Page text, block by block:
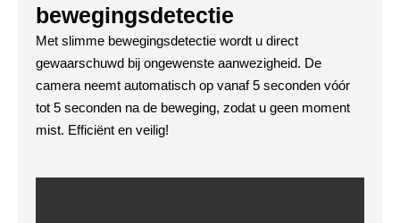
bewegingsdetectie
Met slimme bewegingsdetectie wordt u direct
gewaarschuwd bij ongewenste aanwezigheid. De
camera neemt automatisch op vanaf 5 seconden vóór
tot 5 seconden na de beweging, zodat u geen moment
mist. Efficiënt en veilig!